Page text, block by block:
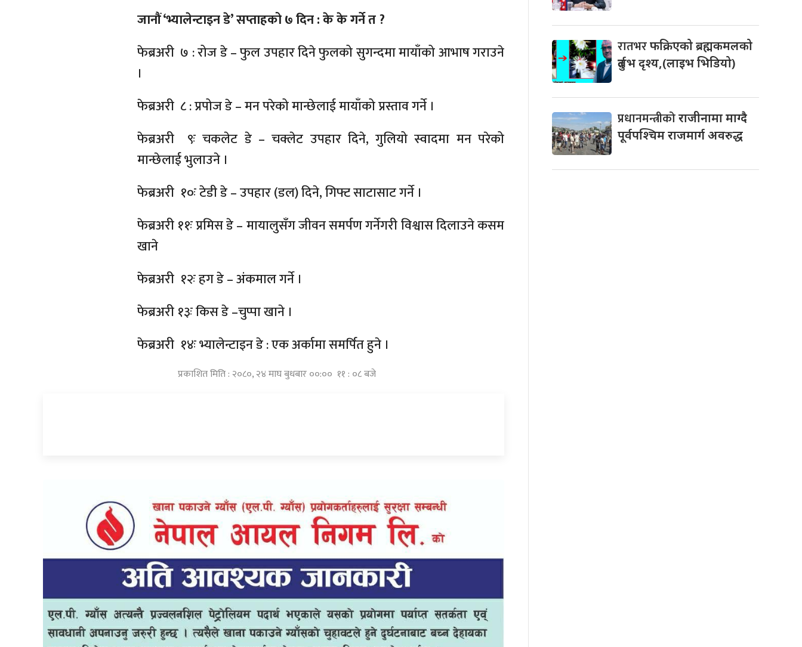
जानौं ‘भ्यालेन्टाइन डे’ सप्ताहको ७ दिन : के के गर्ने त ?
फेब्रअरी ७ : रोज डे – फुल उपहार दिने फुलको सुगन्दमा मायाँको आभाष गराउने
।
फेब्रअरी ८ : प्रपोज डे – मन परेको मान्छेलाई मायाँको प्रस्ताव गर्ने ।
फेब्रअरी ९ः चकलेट डे – चक्लेट उपहार दिने, गुलियो स्वादमा मन परेको
मान्छेलाई भुलाउने ।
फेब्रअरी १०ः टेडी डे – उपहार (डल) दिने, गिफ्ट साटासाट गर्ने ।
फेब्रअरी ११ः प्रमिस डे – मायालुसँग जीवन समर्पण गर्नेगरी विश्वास दिलाउने कसम
खाने
फेब्रअरी १२ः हग डे – अंकमाल गर्ने ।
फेब्रअरी १३ः किस डे –चुप्पा खाने ।
फेब्रअरी १४ः भ्यालेन्टाइन डे : एक अर्कामा समर्पित हुने ।
प्रकाशित मिति : २०८०, २४ माघ बुधबार ००:०० ११ : ०८ बजे
रातभरफक्रिएको ब्रह्मकमलको
दुर्लभ दृश्य,(लाइभ भिडियो)
प्रधानमन्त्रीकोराजीनामा माग्दै
पूर्वपश्चिम राजमार्ग अवरुद्ध